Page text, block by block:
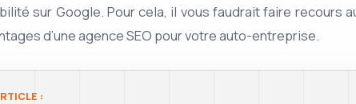
sur Google. Pour cela, il vous faudrait faire
d’une agence SEO pour votre auto-entreprise.
: